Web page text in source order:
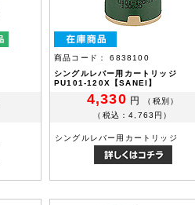
商品コード： 6838100
シングルレバー用カートリッジ
PU101-120X【SANEI】
4,330 円
（税別）
（税込：4,763円）
シングルレバー用カートリッジ